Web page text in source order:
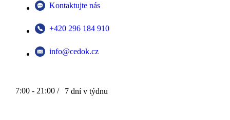
Kontaktujte nás
+420 296 184 910
info@cedok.cz
7:00 - 21:00 / 7 dní v týdnu